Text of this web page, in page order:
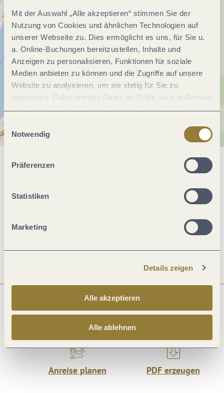
Mit der Auswahl „Alle akzeptieren“ stimmen Sie der
Nutzung von Cookies und ähnlichen Technologien auf
unserer Webseite zu. Dies ermöglicht es uns, für Sie u.
a. Online-Buchungen bereitzustellen, Inhalte und
Anzeigen zu personalisieren, Funktionen für soziale
Medien anbieten zu können und die Zugriffe auf unsere
Website zu analysieren, um sie stetig für Sie zu
optimieren. Dabei werden Daten an Dritte auch außerhalb
der Europäischen Union weitergegeben und dort
jederzeit widerrufen werden. Mit der Auswahl "Alle
ablehnen" kann es zu Beeinträchtigungen in der Nutzung
Einwilligungsauswahl
Notwendig
Präferenzen
Statistiken
Marketing
Details zeigen
Alle akzeptieren
Alle ablehnen
Allgemeine Informationen
Was möchtest du als nächstes tun?
Anreise planen PDF erzeugen